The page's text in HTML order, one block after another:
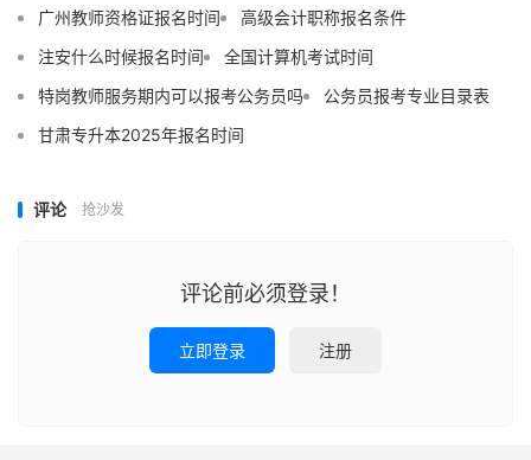
广州教师资格证报名时间
高级会计职称报名条件
注安什么时候报名时间
全国计算机考试时间
特岗教师服务期内可以报考公务员吗
公务员报考专业目录表
甘肃专升本2025年报名时间
评论 抢沙发
评论前必须登录！
立即登录 注册